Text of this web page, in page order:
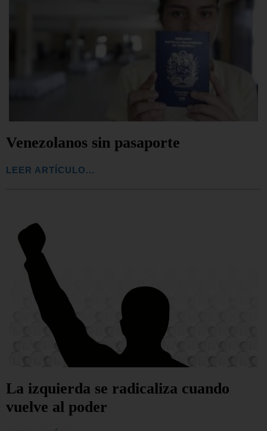
Venezolanos sin pasaporte
LEER ARTÍCULO...
La izquierda se radicaliza cuando
vuelve al poder